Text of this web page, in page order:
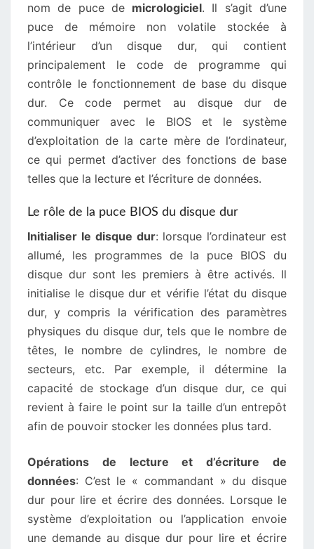
nom de puce de micrologiciel. Il s’agit d’une
puce de mémoire non volatile stockée à
l’intérieur d’un disque dur, qui contient
principalement le code de programme qui
contrôle le fonctionnement de base du disque
dur. Ce code permet au disque dur de
communiquer avec le BIOS et le système
d’exploitation de la carte mère de l’ordinateur,
ce qui permet d’activer des fonctions de base
telles que la lecture et l’écriture de données.
Le rôle de la puce BIOS du disque dur
Initialiser le disque dur: lorsque l’ordinateur est
allumé, les programmes de la puce BIOS du
disque dur sont les premiers à être activés. Il
initialise le disque dur et vérifie l’état du disque
dur, y compris la vérification des paramètres
physiques du disque dur, tels que le nombre de
têtes, le nombre de cylindres, le nombre de
secteurs, etc. Par exemple, il détermine la
capacité de stockage d’un disque dur, ce qui
revient à faire le point sur la taille d’un entrepôt
afin de pouvoir stocker les données plus tard.
Opérations de lecture et d’écriture de
données: C’est le « commandant » du disque
dur pour lire et écrire des données. Lorsque le
système d’exploitation ou l’application envoie
une demande au disque dur pour lire et écrire